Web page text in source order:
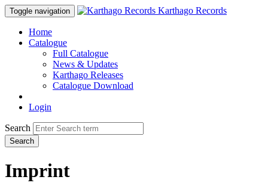
Toggle navigation Karthago Records
Home
Catalogue
Full Catalogue
News & Updates
Karthago Releases
Catalogue Download
Login
Search
Search
Imprint